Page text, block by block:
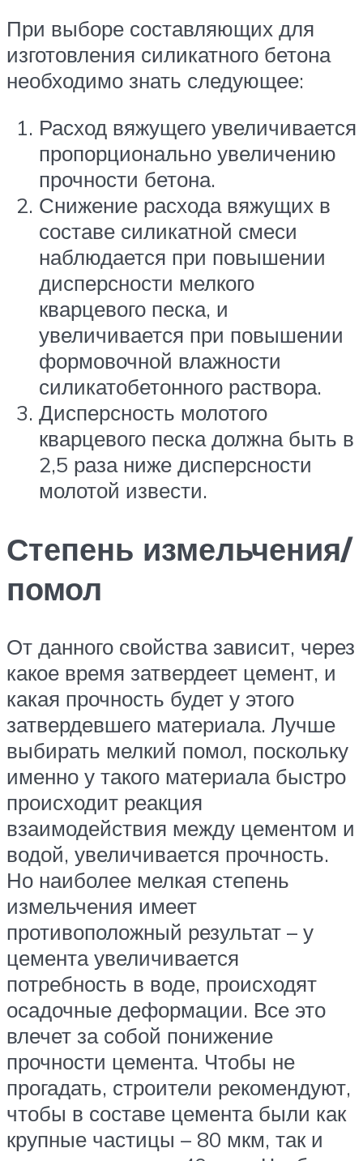
При выборе составляющих для
изготовления силикатного бетона
необходимо знать следующее:
Расход вяжущего увеличивается
пропорционально увеличению
прочности бетона.
Снижение расхода вяжущих в
составе силикатной смеси
наблюдается при повышении
дисперсности мелкого
кварцевого песка, и
увеличивается при повышении
формовочной влажности
силикатобетонного раствора.
Дисперсность молотого
кварцевого песка должна быть в
2,5 раза ниже дисперсности
молотой извести.
Степень измельчения/
помол
От данного свойства зависит, через
какое время затвердеет цемент, и
какая прочность будет у этого
затвердевшего материала. Лучше
выбирать мелкий помол, поскольку
именно у такого материала быстро
происходит реакция
взаимодействия между цементом и
водой, увеличивается прочность.
Но наиболее мелкая степень
измельчения имеет
противоположный результат – у
цемента увеличивается
потребность в воде, происходят
осадочные деформации. Все это
влечет за собой понижение
прочности цемента. Чтобы не
прогадать, строители рекомендуют,
чтобы в составе цемента были как
крупные частицы – 80 мкм, так и